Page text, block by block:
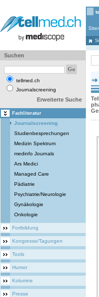
Suchen
tellmed.ch
Journalscreening
Erweiterte Suche
Fachliteratur
Journalscreening
Studienbesprechungen
Medizin Spektrum
medinfo Journals
Ars Medici
Managed Care
Pädiatrie
Psychiatrie/Neurologie
Gynäkologie
Onkologie
Fortbildung
Kongresse/Tagungen
Tools
Humor
Kolumne
Presse